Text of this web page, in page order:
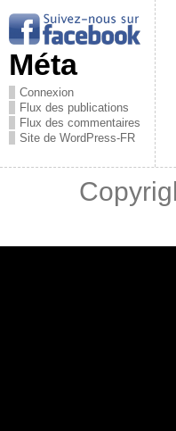
Méta
Connexion
Flux des publications
Flux des commentaires
Site de WordPress-FR